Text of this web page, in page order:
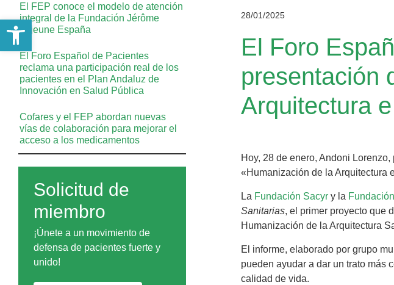
El FEP conoce el modelo de atención
integral de la Fundación Jérôme
Lejeune España
El Foro Español de Pacientes
reclama una participación real de los
pacientes en el Plan Andaluz de
Innovación en Salud Pública
Cofares y el FEP abordan nuevas
vías de colaboración para mejorar el
acceso a los medicamentos
Solicitud de
miembro
¡Únete a un movimiento de
defensa de pacientes fuerte y
unido!
28/01/2025
El Foro
presentación
Arquitectura
Hoy, 28 de enero, Andoni
«Humanización de la Arquitectura
La Fundación Sacyr y la
Sanitarias, el primer proyecto que
Humanización de la Arquitectura
El informe, elaborado por grupo
pueden ayudar a dar un trato más
calidad de vida.
Abrir barra de herramientas